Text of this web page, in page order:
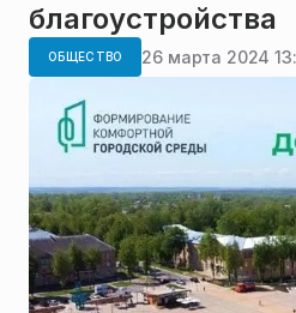
благоустройства
ОБЩЕСТВО 26 марта 2024